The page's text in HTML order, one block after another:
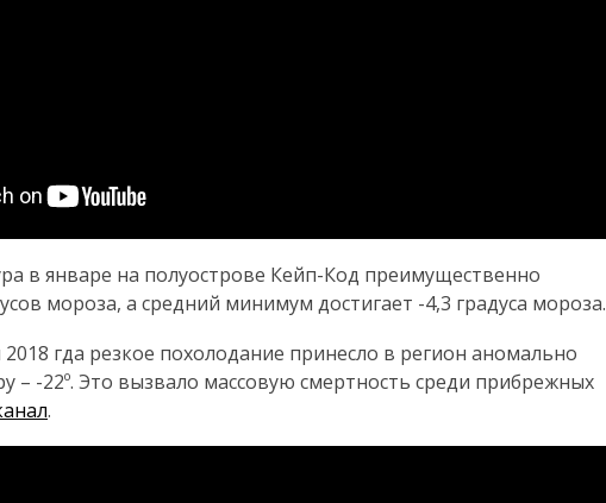
в январе на полуострове Кейп-Код преимущественно
мороза, а средний минимум достигает -4,3 градуса мороза.
гда резкое похолодание принесло в регион аномально
– -22º. Это вызвало массовую смертность среди прибрежных
.